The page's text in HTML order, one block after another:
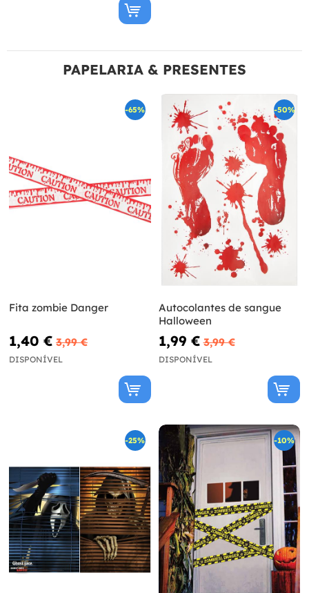
PAPELARIA & PRESENTES
-65%
Fita zombie Danger
1,40 € 3,99 €
DISPONÍVEL
-50%
Autocolantes de sangue
Halloween
1,99 € 3,99 €
DISPONÍVEL
-25% -10%